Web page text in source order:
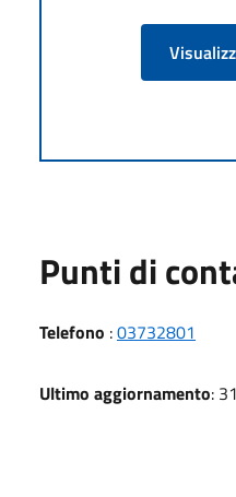
Punti di
Telefono :03732801
Ultimo aggiornamento: